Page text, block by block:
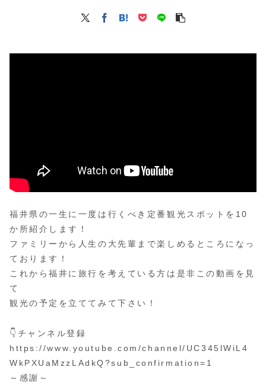
福井県の一生に一度は行くべき定番観光スポットを10
か所紹介します！
ファミリーから人生の大先輩まで楽しめるところになっ
ております！
これから福井に旅行を考えている方は是非この動画を見
て
観光の予定を立ててみて下さい！
👇チャンネル登録
https://www.youtube.com/channel/UC345lWiL4
WkPXUaMzzLAdkQ?sub_confirmation=1
～感謝～